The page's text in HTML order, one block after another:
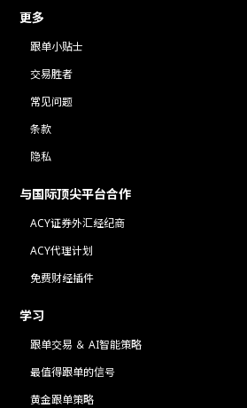
更多
跟单小贴士
交易胜者
常见问题
条款
隐私
与国际顶尖平台合作
ACY证券外汇经纪商
ACY代理计划
免费财经插件
学习
跟单交易 ＆ AI智能策略
最值得跟单的信号
黄金跟单策略